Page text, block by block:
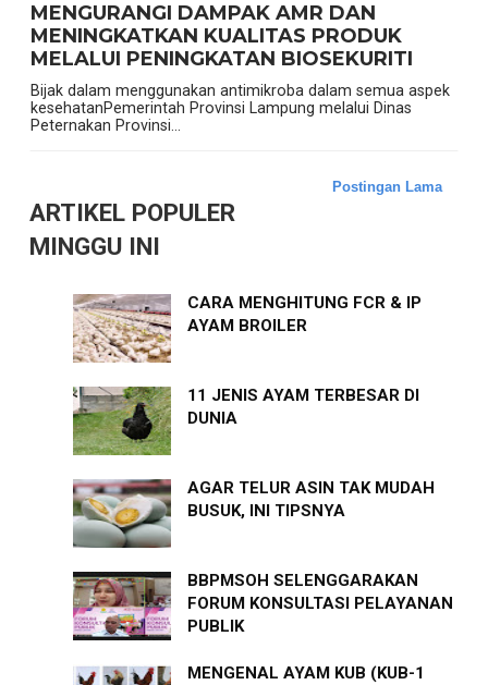
MENGURANGI DAMPAK AMR DAN
MENINGKATKAN KUALITAS PRODUK
MELALUI PENINGKATAN BIOSEKURITI
Bijak dalam menggunakan antimikroba dalam semua aspek
kesehatanPemerintah Provinsi Lampung melalui Dinas
Peternakan Provinsi...
Postingan Lama
ARTIKEL POPULER
MINGGU INI
CARA MENGHITUNG FCR & IP
AYAM BROILER
11 JENIS AYAM TERBESAR DI
DUNIA
AGAR TELUR ASIN TAK MUDAH
BUSUK, INI TIPSNYA
BBPMSOH SELENGGARAKAN
FORUM KONSULTASI PELAYANAN
PUBLIK
MENGENAL AYAM KUB (KUB-1